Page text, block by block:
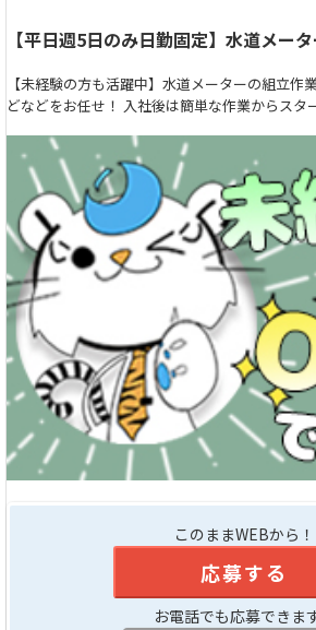
【平日週5日のみ日勤固定】水道メー
【未経験の方も活躍中】水道メーターの組立作
どなどをお任せ！ 入社後は簡単な作業からスタ
このままWEBから！
応募する
お電話でも応募できます